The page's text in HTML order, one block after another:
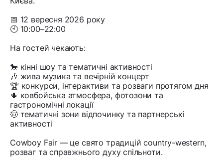
📅 12 вересня 2026 року
🕙 10:00–22:00
На гостей чекають:
🐎 кінні шоу та тематичні активності
🎶 жива музика та вечірній концерт
🏆 конкурси, інтерактиви та розваги протягом дня
🌵 ковбойська атмосфера, фотозони та
гастрономічні локації
🤠 тематичні зони відпочинку та партнерські
активності
Cowboy Fair — це свято традицій country-western,
розваг та справжнього духу спільноти.